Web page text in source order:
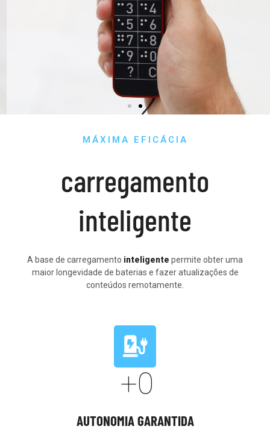
MÁXIMA EFICÁCIA
carregamento
inteligente
A base de carregamento inteligente permite obter uma
maior longevidade de baterias e fazer atualizações de
conteúdos remotamente.
+0
AUTONOMIA GARANTIDA